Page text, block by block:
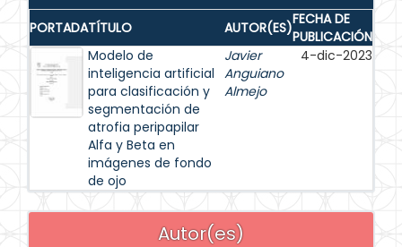
PORTADATÍTULO AUTOR(ES)FECHA DE
PUBLICACIÓN
Modelo de
inteligencia artificial
para clasificación y
segmentación de
atrofia peripapilar
Alfa y Beta en
imágenes de fondo
de ojo
Javier
Anguiano
Almejo
4-dic-2023
Autor(es)